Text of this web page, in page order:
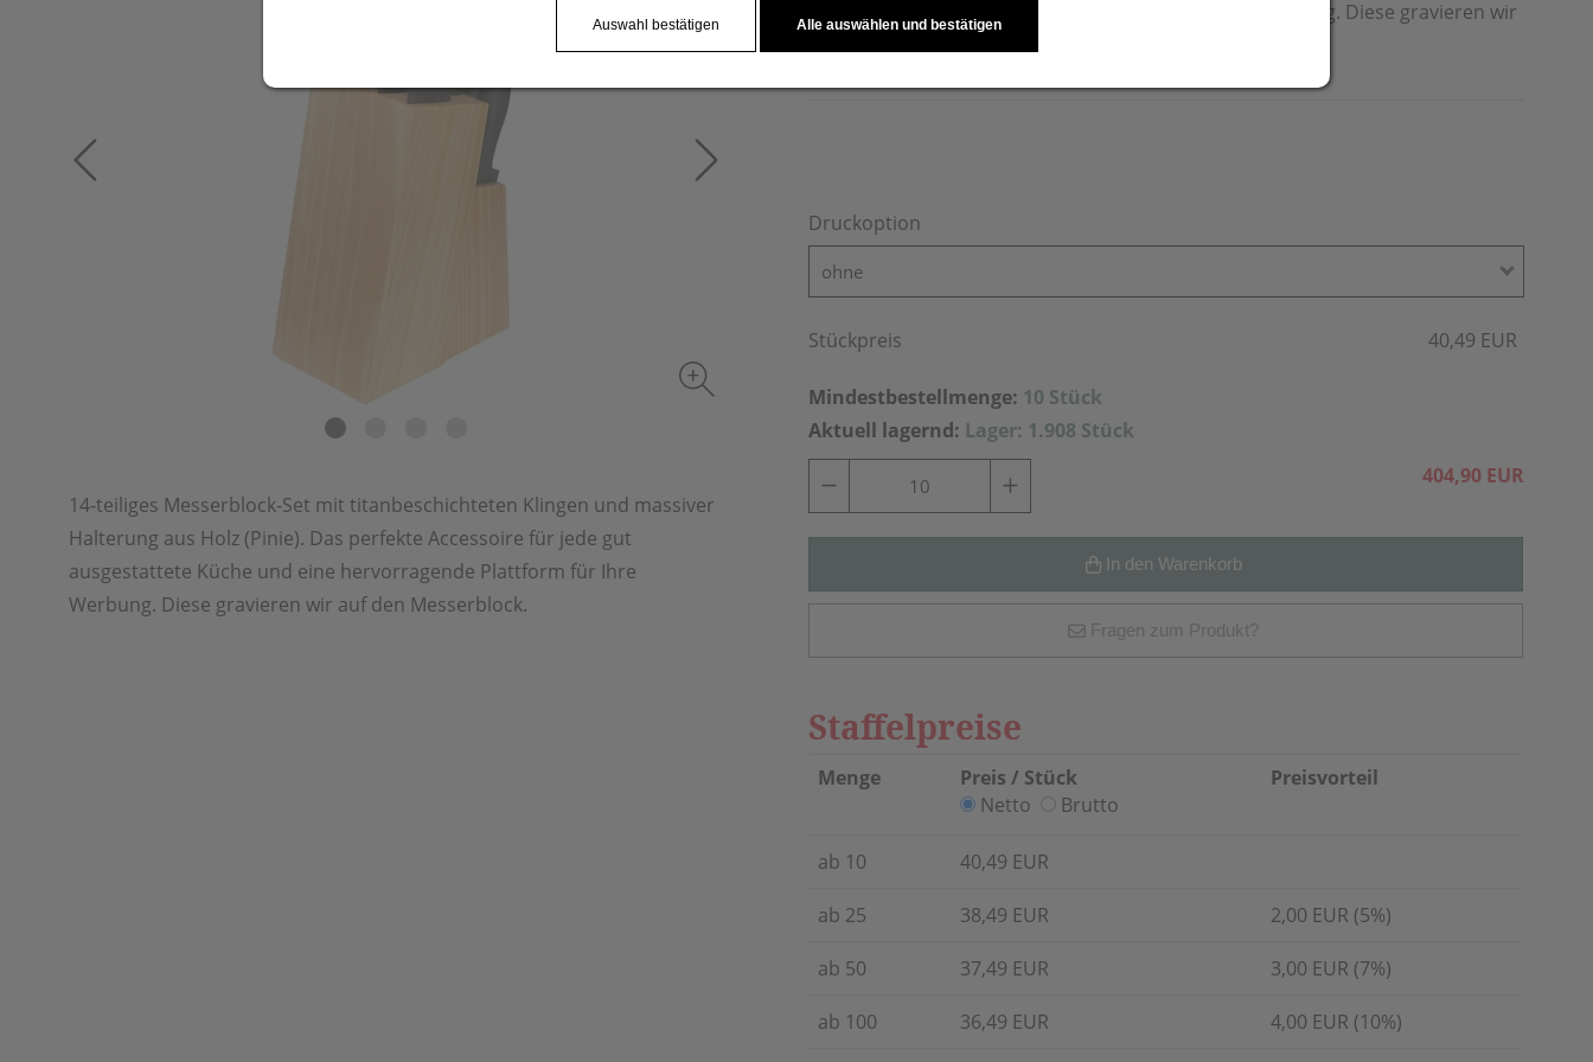
14-teiliges Messerblock-Set mit titanbeschichteten Klingen und massiver
Halterung aus Holz (Pinie). Das perfekte Accessoire für jede gut
ausgestattete Küche und eine hervorragende Plattform für Ihre
Werbung. Diese gravieren wir auf den Messerblock.
Küche und eine hervorragende Plattform für Ihre Werbung. Diese gravieren wir
Druckoption
ohne
Stückpreis 40,49 EUR
Mindestbestellmenge: 10 Stück
Aktuell lagernd: Lager: 1.908 Stück
404,90 EUR
In den Warenkorb
Fragen zum Produkt?
Staffelpreise
Menge
Preis / Stück
Netto
Brutto
Preisvorteil
ab 10 40,49 EUR
ab 25 38,49 EUR 2,00 EUR (5%)
ab 50 37,49 EUR 3,00 EUR (7%)
ab 100 36,49 EUR 4,00 EUR (10%)
Auswahl bestätigen Alle auswählen und bestätigen